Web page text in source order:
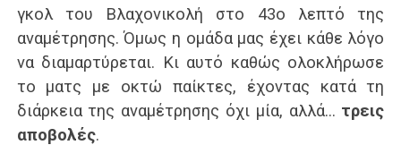
γκολ του Βλαχονικολή στο 43ο λεπτό της
αναμέτρησης. Όμως η ομάδα μας έχει κάθε λόγο
να διαμαρτύρεται. Κι αυτό καθώς ολοκλήρωσε
το ματς με οκτώ παίκτες, έχοντας κατά τη
διάρκεια της αναμέτρησης όχι μία, αλλά… τρεις
αποβολές.